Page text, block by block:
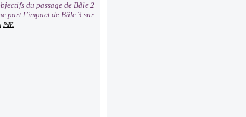
du passage de Bâle 2
part l’impact de Bâle 3 sur
PdF.